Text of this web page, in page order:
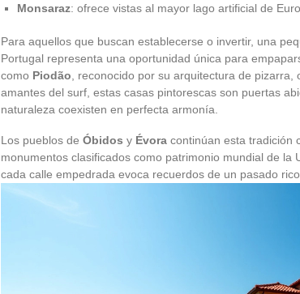
Monsaraz: ofrece vistas al mayor lago artificial de
Para aquellos que buscan establecerse o invertir, una
Portugal representa una oportunidad única para
como Piodão , reconocido por su arquitectura de pizarra,
amantes del surf, estas casas pintorescas son puertas
naturaleza coexisten en perfecta armonía.
Los pueblos de Óbidos y Évora continúan esta tradición
monumentos clasificados como patrimonio mundial de la
cada calle empedrada evoca recuerdos de un pasado rico